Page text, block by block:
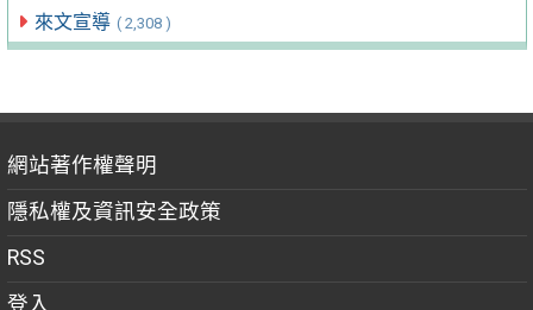
來文宣導 ( 2,308 )
網站著作權聲明
隱私權及資訊安全政策
RSS
登入